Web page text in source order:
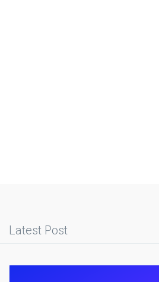
Latest Post